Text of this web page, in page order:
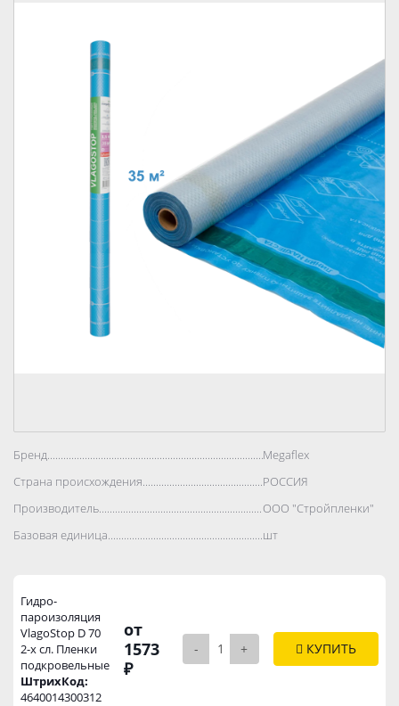
Бренд..................................................................................Megaflex
Страна происхождения..................................................................................
РОССИЯ
Производитель..................................................................................ООО "Стройпленки"
Базовая единица..................................................................................
шт
Гидро-
пароизоляция
VlagoStop D 70
2-х сл. Пленки
подкровельные
ШтрихКод:
4640014300312
от
1573
₽
- + КУПИТЬ